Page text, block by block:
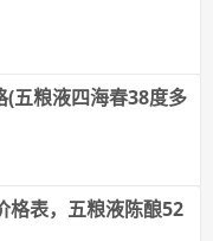
(五粮液四海春38度多
格表，五粮液陈酿52